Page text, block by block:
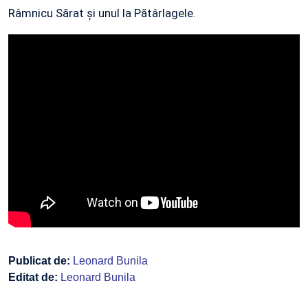
Râmnicu Sărat și unul la Pătârlagele.
Publicat de: Leonard Bunila
Editat de: Leonard Bunila